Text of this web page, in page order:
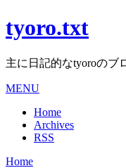
tyoro.txt
主に日記的なtyoroのブ
MENU
Home
Archives
RSS
Home